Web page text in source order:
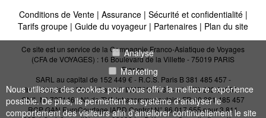
Conditions de Vente| Assurance | Sécurité et confidentialité|
Tarifs groupe | Guide du voyageur | Partenaires | Plan du site
Ce site est un service de la Compagnie Franco-Asiatique de Voyages
(CFA de VOYAGES) : 16 Boulevard de la Villette - 75019 PARIS
France
SARL au capital de 152 449 € - R.C.S. Paris B 381 485 457 -
Immatriculation "Atout France": IM075110232 - N° IATA 202 21950 -
CNIL N° 727146 - N° de TVA intracommunautaire FR 40 381 485 457
RCP GAN EuroCourtage IARD Contrat N° 86.017.655 pour 3 811
Analyse
Marketing
Nous utilisons des cookies pour vous offrir la meilleure expérience
possible. De plus, ils permettent au système d'analyser le
comportement des visiteurs afin d'améliorer continuellement le site